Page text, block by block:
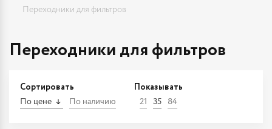
Переходники для фильтров
Переходники для фильтров
Сортировать
По цене По наличию
Показывать
21 35 84